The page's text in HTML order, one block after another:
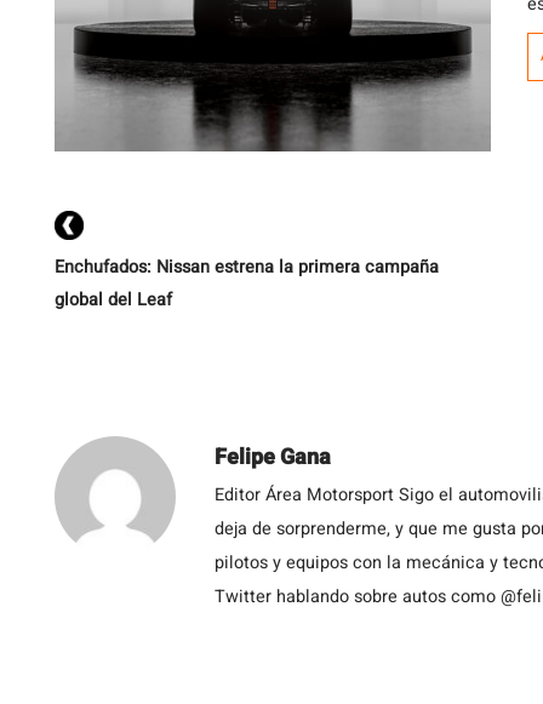
Enchufados: Nissan estrena la primera campaña
global del Leaf
Felipe Gana
Editor Área Motorsport Sigo el
deja de sorprenderme, y que me gusta
pilotos y equipos con la mecánica y
Twitter hablando sobre autos como